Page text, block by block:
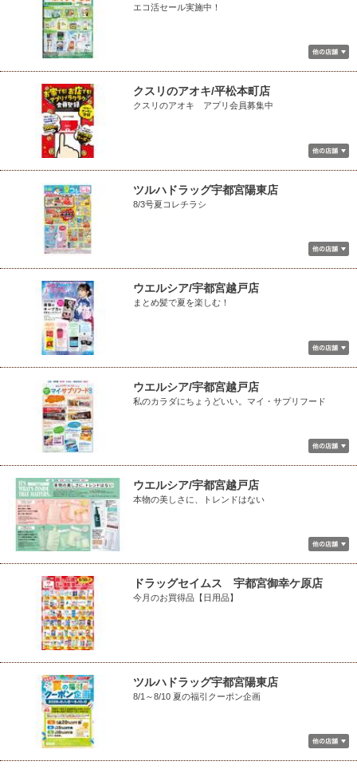
エコ活セール実施中！
クスリのアオキ/平松本町店
クスリのアオキ アプリ会員募集中
ツルハドラッグ宇都宮陽東店
8/3号夏コレチラシ
ウエルシア/宇都宮越戸店
まとめ髪で夏を楽しむ！
ウエルシア/宇都宮越戸店
私のカラダにちょうどいい。マイ・サプリフード
ウエルシア/宇都宮越戸店
本物の美しさに、トレンドはない
ドラッグセイムス 宇都宮御幸ケ原店
今月のお買得品【日用品】
ツルハドラッグ宇都宮陽東店
8/1～8/10 夏の福引クーポン企画